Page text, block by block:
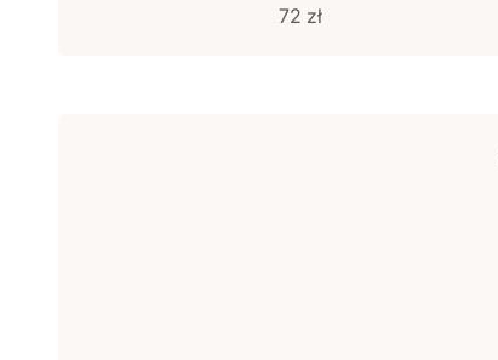
Cena sprzedaży
72 zł